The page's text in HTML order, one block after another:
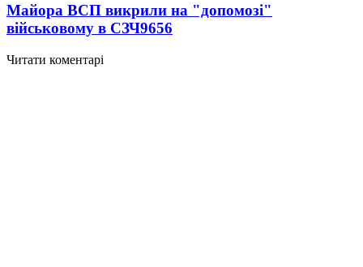
Майора ВСП викрили на "допомозі"
військовому в СЗЧ9656
Читати коментарі